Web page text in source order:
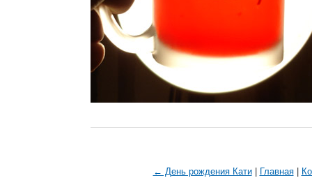
← День рождения Кати| Главная|